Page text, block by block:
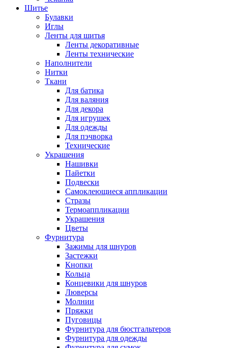
Шитье
Булавки
Иглы
Ленты для шитья
Ленты декоративные
Ленты технические
Наполнители
Нитки
Ткани
Для батика
Для валяния
Для декора
Для игрушек
Для одежды
Для пэчворка
Технические
Украшения
Нашивки
Пайетки
Подвески
Самоклеющиеся аппликации
Стразы
Термоаппликации
Украшения
Цветы
Фурнитура
Зажимы для шнуров
Застежки
Кнопки
Кольца
Концевики для шнуров
Люверсы
Молнии
Пряжки
Пуговицы
Фурнитура для бюстгальтеров
Фурнитура для одежды